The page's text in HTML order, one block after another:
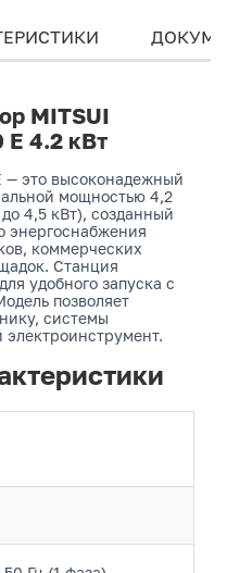
MITSUI
E 4.2 кВт
— это высоконадежный
мощностью 4,2
4,5 кВт), созданный
энергоснабжения
коммерческих
Станция
удобного запуска с
позволяет
системы